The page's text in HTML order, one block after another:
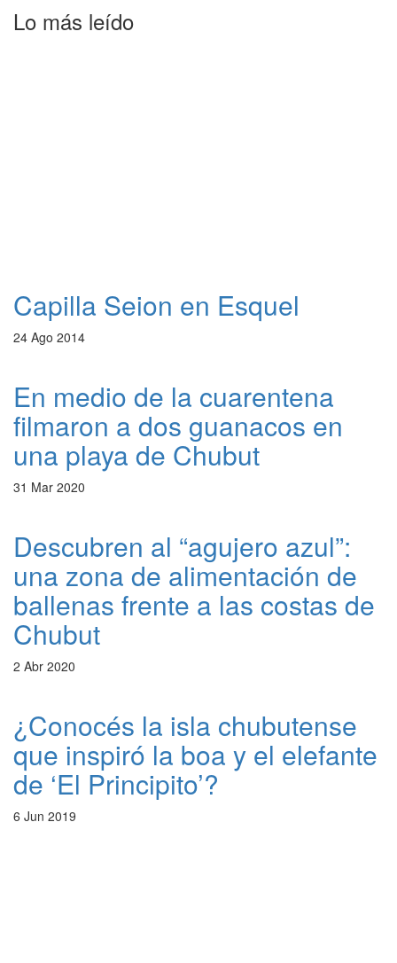
Lo más leído
Capilla Seion en Esquel
24 Ago 2014
En medio de la cuarentena
filmaron a dos guanacos en
una playa de Chubut
31 Mar 2020
Descubren al “agujero azul”:
una zona de alimentación de
ballenas frente a las costas de
Chubut
2 Abr 2020
¿Conocés la isla chubutense
que inspiró la boa y el elefante
de ‘El Principito’?
6 Jun 2019